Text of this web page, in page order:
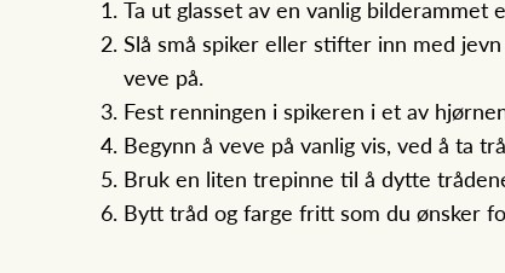
Ta ut glasset av en vanlig
Slå små spiker eller stifter inn med
veve på.
Fest renningen i spikeren i et av
Begynn å veve på vanlig vis, ved å ta
Bruk en liten trepinne til å dytte
Bytt tråd og farge fritt som du ønsker